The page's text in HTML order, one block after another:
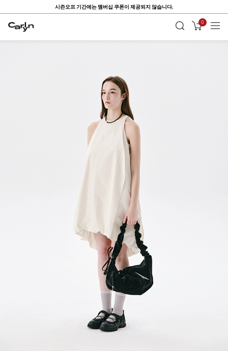
시즌오프 기간에는 멤버십 쿠폰이 제공되지 않습니다.
0